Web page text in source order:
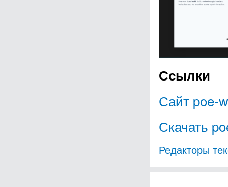
Ссылки
Сайт poe-
Скачать
Редакторы